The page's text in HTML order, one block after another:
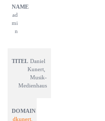
ad
mi
n
Daniel
Kunert,
Musik-
Medienhaus
dkunert.